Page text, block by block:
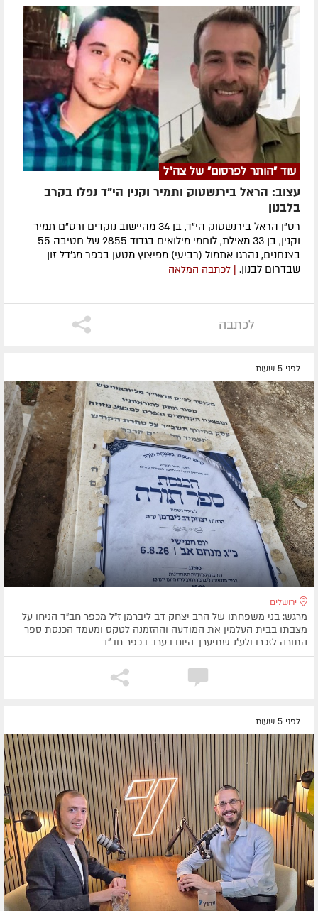
עוד "הותר לפרסום" של צה"ל
עצוב: הראל בירנשטוק ותמיר וקנין הי"ד נפלו בקרב
בלבנון
רס"ן הראל בירנשטוק הי"ד, בן 34 מהיישוב נוקדים ורס"ם תמיר
וקנין, בן 33 מאילת, לוחמי מילואים בגדוד 2855 של חטיבה 55
בצנחנים, נהרגו אתמול (רביעי) מפיצוץ מטען בכפר מג'דל זון
שבדרום לבנון. | לכתבה המלאה
לכתבה
לפני 5 שעות
ירושלים
מרגש: בני משפחתו של הרב יצחק דב ליברמן ז"ל מכפר חב"ד הניחו על
מצבתו בבית העלמין את המודעה וההזמנה לטקס ומעמד הכנסת ספר
התורה לזכרו ולע"נ שתיערך היום בערב בכפר חב"ד
לפני 5 שעות